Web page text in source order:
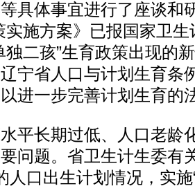
具体事宜进行了座谈和
实施方案》已报国家卫
独二孩”生育政策出现的
宁省人口与计划生育条
进一步完善计划生育的
长期过低、人口老龄
问题。省卫生计生委有
人口出生计划情况，实施